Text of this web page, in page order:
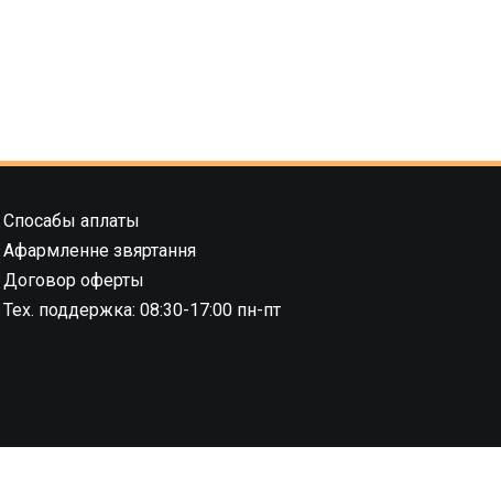
Спосабы аплаты
Афармленне звяртання
Договор оферты
Тех. поддержка: 08:30-17:00 пн-пт